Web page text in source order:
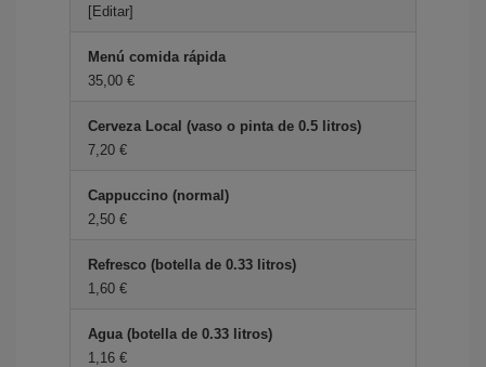
[Editar]
Menú comida rápida
35,00 €
Cerveza Local (vaso o pinta de 0.5 litros)
7,20 €
Cappuccino (normal)
2,50 €
Refresco (botella de 0.33 litros)
1,60 €
Agua (botella de 0.33 litros)
1,16 €